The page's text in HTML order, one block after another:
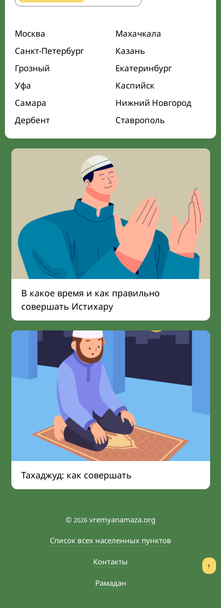
Москва
Махачкала
Санкт-Петербург
Казань
Грозный
Екатеринбург
Уфа
Каспийск
Самара
Нижний Новгород
Дербент
Ставрополь
В какое время и как правильно
совершать Истихару
Тахаджуд: как совершать
© 2026 vremyanamaza.org
Список всех населенных пунктов
Контакты
Рамадан
↑